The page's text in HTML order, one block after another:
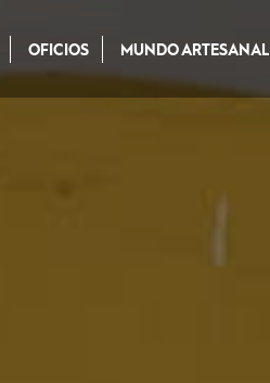
OFICIOS MUNDO ARTESANAL